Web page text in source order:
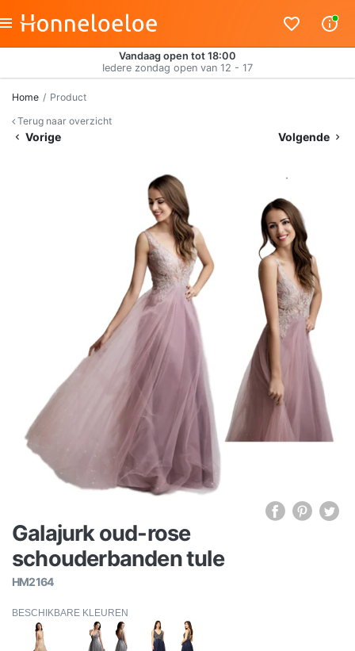
Vandaag open tot 18:00
Iedere zondag open van 12 - 17
Home
Product
Terug naar overzicht
Vorige Volgende
Galajurk oud-rose
schouderbanden tule
HM2164
BESCHIKBARE KLEUREN